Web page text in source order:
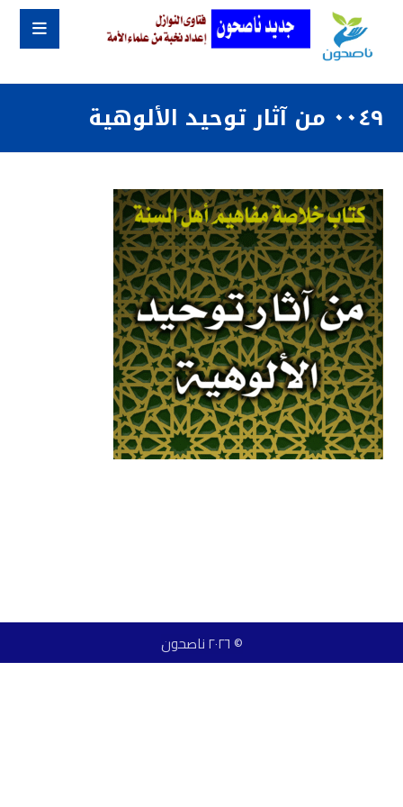
٠٠٤٩ من آثار توحيد الألوهية
© ٢٠٢٦ ناصحون